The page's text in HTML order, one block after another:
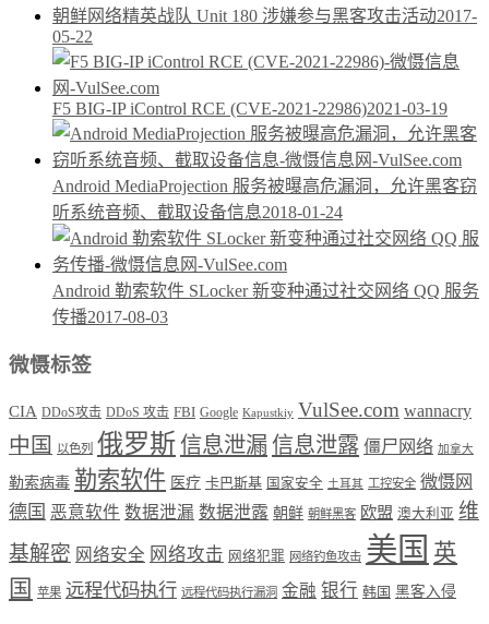
朝鲜网络精英战队 Unit 180 涉嫌参与黑客攻击活动2017-
05-22
F5 BIG-IP iControl RCE (CVE-2021-22986)2021-03-19
Android MediaProjection 服务被曝高危漏洞，允许黑客窃
听系统音频、截取设备信息2018-01-24
Android 勒索软件 SLocker 新变种通过社交网络 QQ 服务
传播2017-08-03
微慑标签
CIA DDoS攻击 DDoS 攻击 FBI Google Kapustkiy VulSee.com wannacry
中国 以色列 俄罗斯信息泄漏信息泄露 僵尸网络 加拿大
勒索病毒 勒索软件 医疗 卡巴斯基 国家安全 土耳其 工控安全 微慑网
德国 恶意软件 数据泄漏 数据泄露 朝鲜 朝鲜黑客 欧盟 澳大利亚 维
基解密 网络安全 网络攻击 网络犯罪 网络钓鱼攻击 美国 英
国
苹果 远程代码执行 远程代码执行漏洞 金融 银行 韩国 黑客入侵